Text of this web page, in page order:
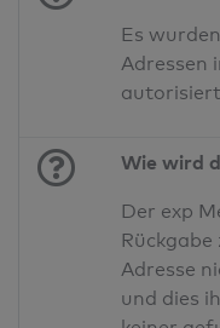
Es
Adressen
Wie wird
Der exp
Rückgabe
Adresse
und dies